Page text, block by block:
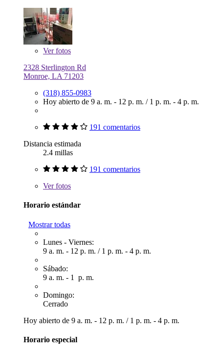
Verfotos
2328 Sterlington Rd
Monroe, LA 71203
(318) 855-0983
Hoy abierto de 9 a. m. - 12 p. m. / 1 p. m. - 4 p. m.
191 comentarios
Distancia estimada
2.4 millas
191 comentarios
Verfotos
Horario estándar
Mostrar todas
Lunes - Viernes:
9 a. m. - 12 p. m. / 1 p. m. - 4 p. m.
Sábado:
9 a. m. - 1 p. m.
Domingo:
Cerrado
Hoy abierto de 9 a. m. - 12 p. m. / 1 p. m. - 4 p. m.
Horario especial